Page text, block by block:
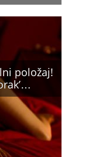
položaj!